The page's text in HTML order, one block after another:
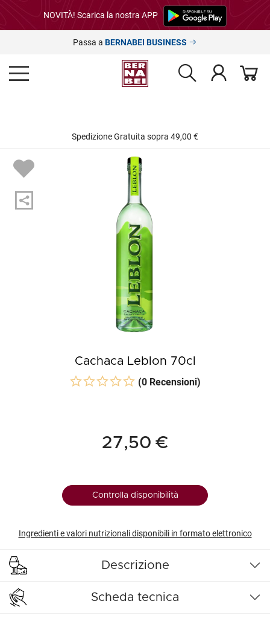
NOVITÀ! Scarica la nostra APP
Passa a BERNABEI BUSINESS
Spedizione Gratuita sopra 49,00 €
Cachaca Leblon 70cl
(0 Recensioni)
27,50 €
Controlla disponibilità
Ingredienti e valori nutrizionali disponibili in formato elettronico
Descrizione
Scheda tecnica